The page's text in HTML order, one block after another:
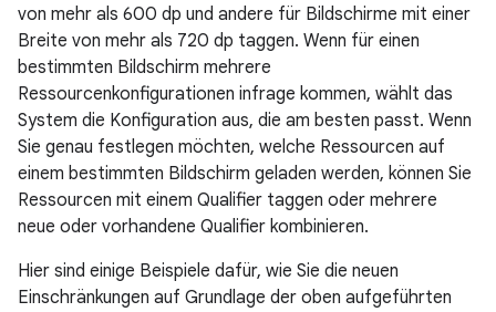
von mehr als 600 dp und andere für Bildschirme mit einer
Breite von mehr als 720 dp taggen. Wenn für einen
bestimmten Bildschirm mehrere
Ressourcenkonfigurationen infrage kommen, wählt das
System die Konfiguration aus, die am besten passt. Wenn
Sie genau festlegen möchten, welche Ressourcen auf
einem bestimmten Bildschirm geladen werden, können Sie
Ressourcen mit einem Qualifier taggen oder mehrere
neue oder vorhandene Qualifier kombinieren.
Hier sind einige Beispiele dafür, wie Sie die neuen
Einschränkungen auf Grundlage der oben aufgeführten